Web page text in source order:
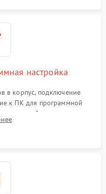
настройка
в корпус, подключение
к ПК для программной
настройки порогов
старения АКБ.